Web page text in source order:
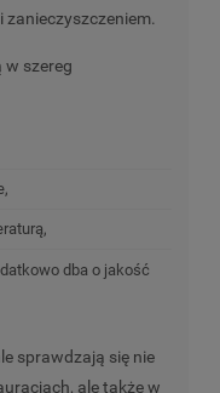
w szereg
dba o jakość
sprawdzają się nie
ale także w